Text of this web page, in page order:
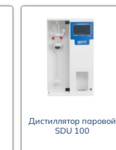
Дистиллятор паровой
SDU 100